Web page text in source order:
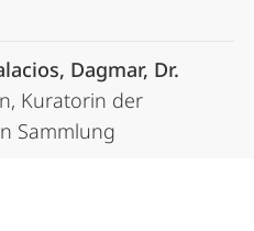
Dagmar, Dr.
Kuratorin der
Sammlung